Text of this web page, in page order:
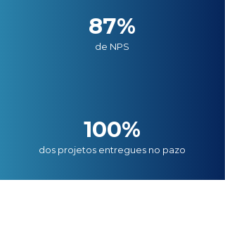
87%
de NPS
100%
dos projetos entregues no pazo